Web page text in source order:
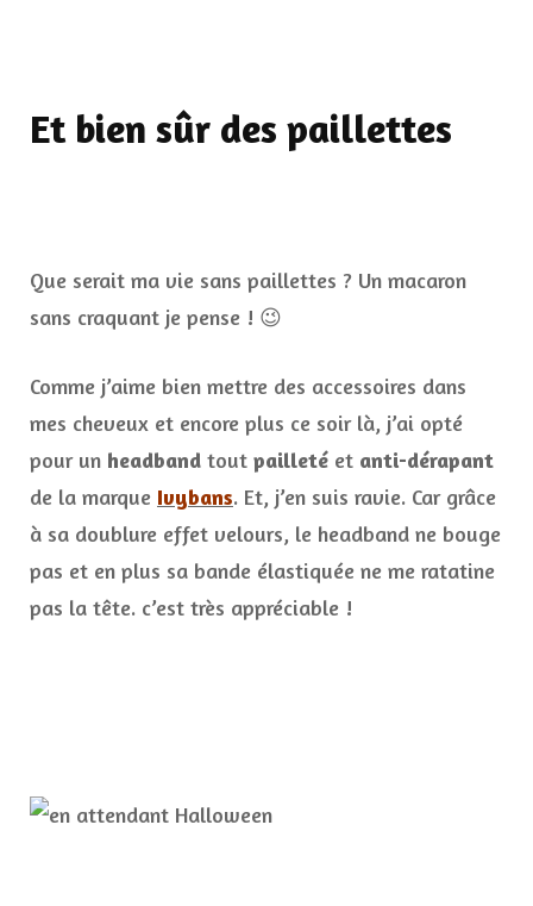
Et bien sûr des paillettes
Que serait ma vie sans paillettes ? Un macaron
sans craquant je pense ! 😉
Comme j’aime bien mettre des accessoires dans
mes cheveux et encore plus ce soir là, j’ai opté
pour un headband tout pailleté et anti-dérapant
de la marque Ivybans. Et, j’en suis ravie. Car grâce
à sa doublure effet velours, le headband ne bouge
pas et en plus sa bande élastiquée ne me ratatine
pas la tête. c’est très appréciable !